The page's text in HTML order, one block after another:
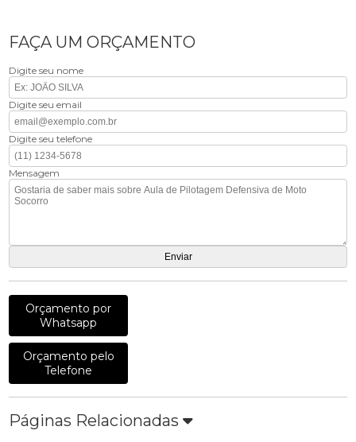
FAÇA UM ORÇAMENTO
Digite seu nome
Digite seu email
Digite seu telefone
Mensagem
Orçamento por
Whatsapp
Orçamento pelo
Telefone
Páginas Relacionadas